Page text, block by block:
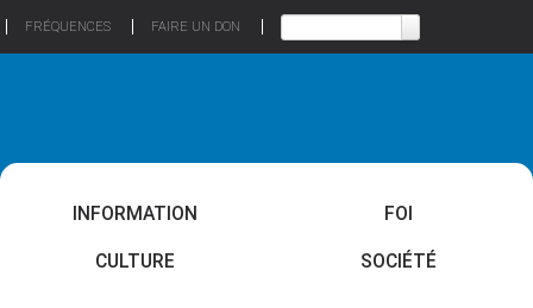
FRÉQUENCES FAIRE UN DON
INFORMATION FOI
CULTURE SOCIÉTÉ